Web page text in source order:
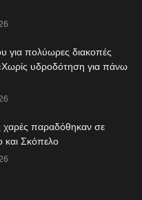
για πολύωρες διακοπές
υδροδότηση για πάνω
χαρές παραδόθηκαν σε
Σκόπελο